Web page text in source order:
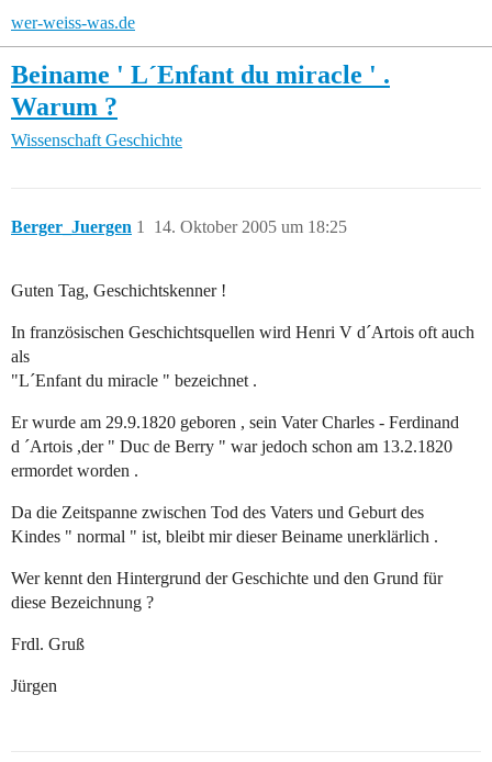
wer-weiss-was.de
Beiname ' L´Enfant du miracle ' .
Warum ?
Wissenschaft Geschichte
Berger_Juergen 14. Oktober 2005 um 18:25
1
Guten Tag, Geschichtskenner !
In französischen Geschichtsquellen wird Henri V d´Artois oft auch
als
"L´Enfant du miracle " bezeichnet .
Er wurde am 29.9.1820 geboren , sein Vater Charles - Ferdinand
d ´Artois ,der " Duc de Berry " war jedoch schon am 13.2.1820
ermordet worden .
Da die Zeitspanne zwischen Tod des Vaters und Geburt des
Kindes " normal " ist, bleibt mir dieser Beiname unerklärlich .
Wer kennt den Hintergrund der Geschichte und den Grund für
diese Bezeichnung ?
Frdl. Gruß
Jürgen